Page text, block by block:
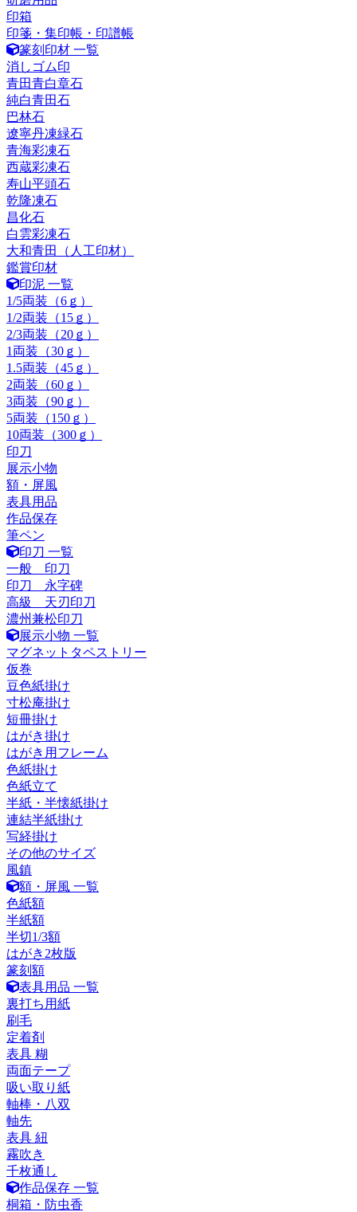
印箱
印箋・集印帳・印譜帳
篆刻印材 一覧
消しゴム印
青田青白章石
純白青田石
巴林石
遼寧丹凍緑石
青海彩凍石
西蔵彩凍石
寿山平頭石
乾隆凍石
昌化石
白雲彩凍石
大和青田（人工印材）
鑑賞印材
印泥 一覧
1/5両装（6ｇ）
1/2両装（15ｇ）
2/3両装（20ｇ）
1両装（30ｇ）
1.5両装（45ｇ）
2両装（60ｇ）
3両装（90ｇ）
5両装（150ｇ）
10両装（300ｇ）
印刀
展示小物
額・屏風
表具用品
作品保存
筆ペン
印刀 一覧
一般 印刀
印刀 永字碑
高級 天刃印刀
濃州兼松印刀
展示小物 一覧
マグネットタペストリー
仮巻
豆色紙掛け
寸松庵掛け
短冊掛け
はがき掛け
はがき用フレーム
色紙掛け
色紙立て
半紙・半懐紙掛け
連結半紙掛け
写経掛け
その他のサイズ
風鎮
額・屏風 一覧
色紙額
半紙額
半切1/3額
はがき2枚版
篆刻額
表具用品 一覧
裏打ち用紙
刷毛
定着剤
表具 糊
両面テープ
吸い取り紙
軸棒・八双
軸先
表具 紐
霧吹き
千枚通し
作品保存 一覧
桐箱・防虫香